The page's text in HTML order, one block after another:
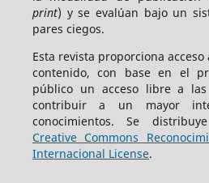
print) y se evalúan bajo un
pares ciegos.
Esta revista proporciona
contenido, con base en el
público un acceso libre a las
contribuir a un mayor
conocimientos. Se
Creative Commons
Internacional License.